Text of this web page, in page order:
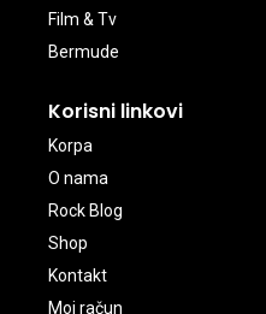
Film & Tv
Bermude
Korisni linkovi
Korpa
O nama
Rock Blog
Shop
Kontakt
Moj račun